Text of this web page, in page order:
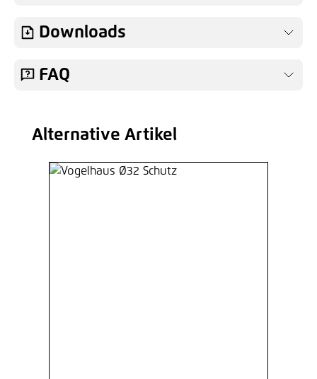
Downloads
FAQ
Produktgalerie überspringen
Alternative Artikel